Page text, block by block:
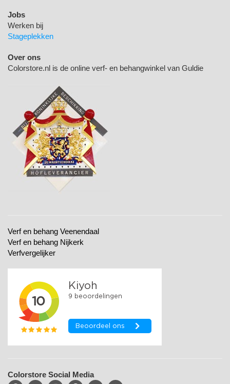
Jobs
Werken bij
Stageplekken
Over ons
Colorstore.nl is de online verf- en behangwinkel van Guldie
Verf en behang Veenendaal
Verf en behang Nijkerk
Verfvergelijker
Colorstore Social Media